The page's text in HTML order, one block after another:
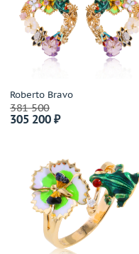
Grandiose
Gravelona Toce
Grimoldi
Grissoni
Guy Laroche
H.Stern
Hartmanns
Hoorsenbuhs
Ice Link
Ilgiz F
Imma
Roberto Bravo
381 500
305 200 ₽